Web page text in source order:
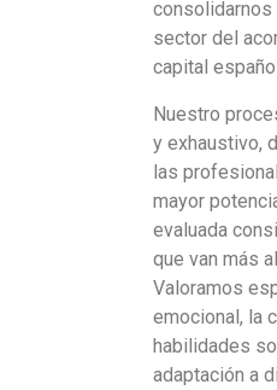
consolidarnos
sector del
capital
Nuestro
y exhaustivo,
las
mayor
evaluada
que van más
Valoramos
emocional, la
habilidades
adaptación a